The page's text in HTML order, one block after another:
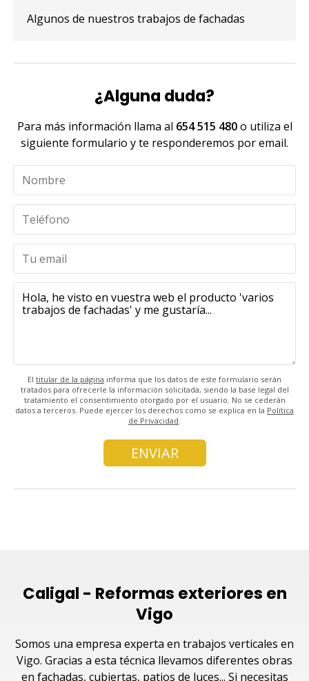
Algunos de nuestros trabajos de fachadas
¿Alguna duda?
Para más información llama al 654 515 480o utiliza el
siguiente formulario y te responderemos por email.
El titular de la página informa que los datos de este formulario serán
tratados para ofrecerle la información solicitada, siendo la base legal del
tratamiento el consentimiento otorgado por el usuario. No se cederán
datos a terceros. Puede ejercer los derechos como se explica en la Política
de Privacidad.
Caligal - Reformas exteriores en
Vigo
Somos una empresa experta en trabajos verticales en
Vigo. Gracias a esta técnica llevamos diferentes obras
en fachadas, cubiertas, patios de luces... Si necesitas